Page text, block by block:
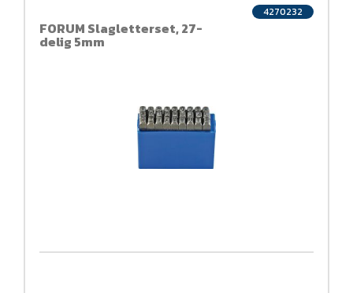
FORUM Slagletterset, 27-
delig 5mm
4270232